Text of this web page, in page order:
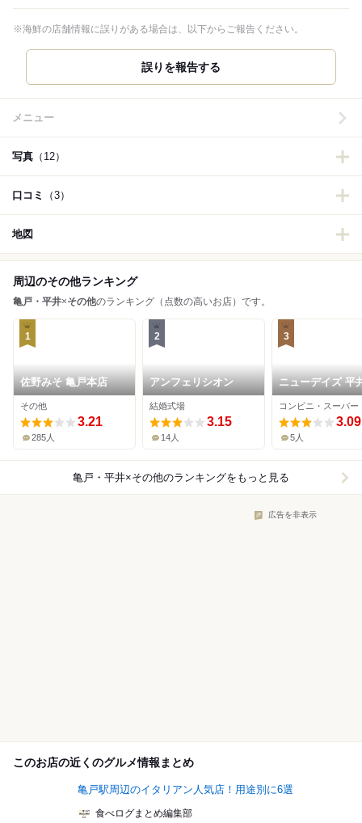
※海鮮の店舗情報に誤りがある場合は、以下からご報告ください。
誤りを報告する
メニュー
写真 （12）
口コミ （3）
地図
周辺のその他ランキング
亀戸・平井×その他のランキング（点数の高いお店）です。
1
佐野みそ 亀戸本店
その他
3.21
285人
2
アンフェリシオン
結婚式場
3.15
14人
3
ニューデイズ 平
コンビニ・スーパー
3.09
5人
亀戸・平井×その他のランキングをもっと見る
広告を非表示
このお店の近くのグルメ情報まとめ
亀戸駅周辺のイタリアン人気店！用途別に6選
食べログまとめ編集部